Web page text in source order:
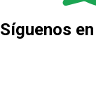
Síguenos